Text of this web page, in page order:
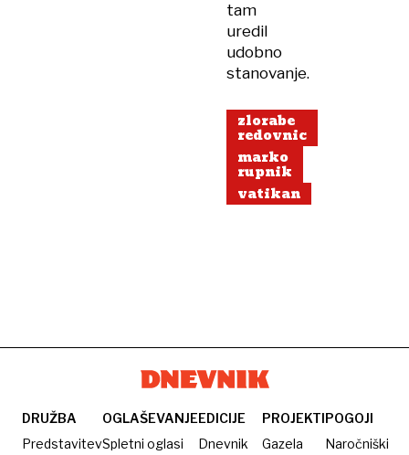
tam
uredil
udobno
stanovanje.
zlorabe
redovnic
marko
rupnik
vatikan
DRUŽBA
Predstavitev
OGLAŠEVANJE
Spletni oglasi
EDICIJE
Dnevnik
PROJEKTI
Gazela
POGOJI
Naročniški